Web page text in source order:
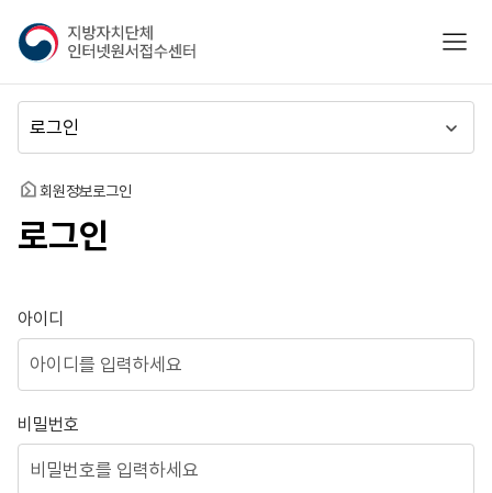
지
방
자
치
단
체
인
넷
접
수
센
모바
뉴
동
홈 회원정보로그인
로그인
로그인
아이디
비밀번호